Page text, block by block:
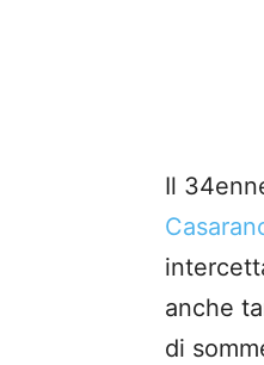
Il
anche
di